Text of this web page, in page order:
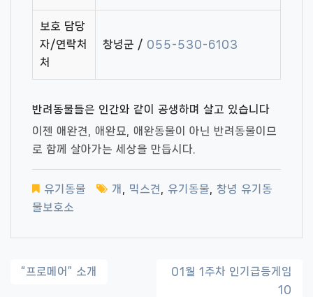
보호 담당
자/연락처
처
창녕군 / 055-530-6103
반려동물들은 인간와 같이 공생하며 살고 있습니다
이젠 애완견, 애완묘, 애완동물이 아닌 반려동물이므
로 함께 살아가는 세상을 만듭시다.
유기동물 개 믹스견 유기동물
창녕 유기동
물보호소
글
“프로메어” 소개
01월 1주차 인기급등게임
10